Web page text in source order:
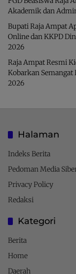
Akademik dan
Bupati Raja Ampat
Online dan KKPD
2026
Raja Ampat Resmi
Kobarkan Semangat
2026
Halaman
Indeks Berita
Pedoman Media
Privacy Policy
Redaksi
Kategori
Berita
Home
Daerah